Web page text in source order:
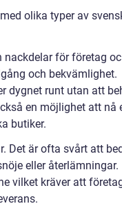
olika typer av
nackdelar för företag
och bekvämlighet.
dygnet runt utan att
en möjlighet att nå
butiker.
Det är ofta svårt att
eller återlämningar.
vilket kräver att